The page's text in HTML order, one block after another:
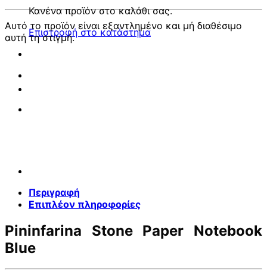
Κανένα προϊόν στο καλάθι σας.
Επιστροφή στο κατάστημα
Αυτό το προϊόν είναι εξαντλημένο και μή διαθέσιμο
αυτή τη στιγμή.
Περιγραφή
Επιπλέον πληροφορίες
Pininfarina Stone Paper Notebook
Blue